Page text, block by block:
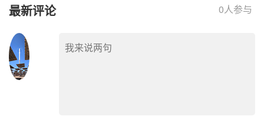
最新评论 0人参与